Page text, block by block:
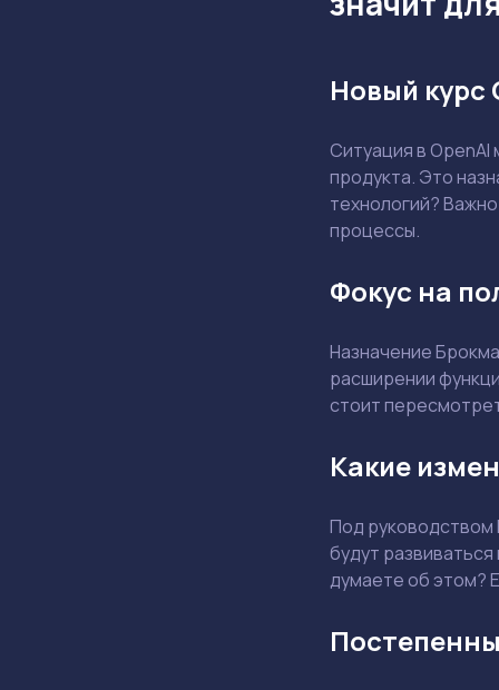
Новый курс
Ситуация в
продукта. Это
технологий?
процессы.
Фокус на
Назначение
расширении
стоит
Какие
Под руководством
будут
думаете об этом?